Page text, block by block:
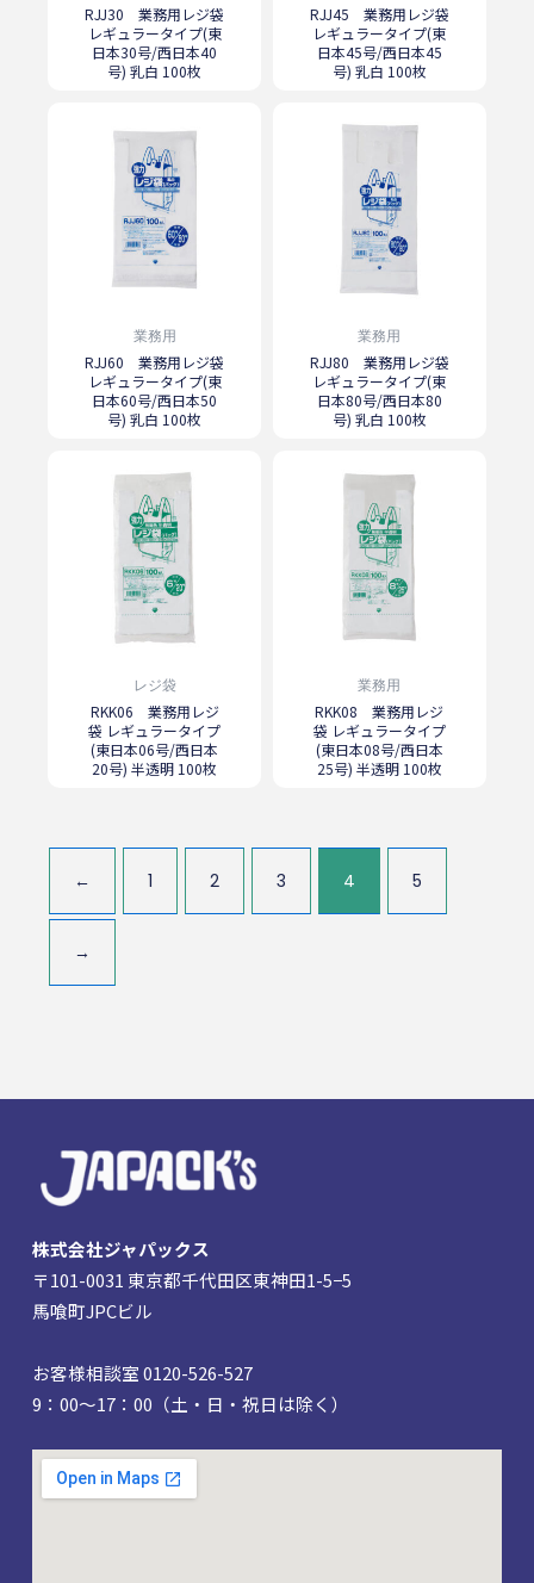
RJJ30 業務用レジ袋
レギュラータイプ(東
日本30号/西日本40
号) 乳白 100枚
RJJ45 業務用レジ袋
レギュラータイプ(東
日本45号/西日本45
号) 乳白 100枚
業務用
RJJ60 業務用レジ袋
レギュラータイプ(東
日本60号/西日本50
号) 乳白 100枚
業務用
RJJ80 業務用レジ袋
レギュラータイプ(東
日本80号/西日本80
号) 乳白 100枚
レジ袋
RKK06 業務用レジ
袋 レギュラータイプ
(東日本06号/西日本
20号) 半透明 100枚
業務用
RKK08 業務用レジ
袋 レギュラータイプ
(東日本08号/西日本
25号) 半透明 100枚
← 1 2 3 4 5
→
株式会社ジャパックス
〒101-0031 東京都千代田区東神田1-5−5
馬喰町JPCビル
お客様相談室 0120-526-527
9：00～17：00（土・日・祝日は除く）